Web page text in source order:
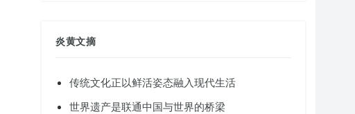
炎黄文摘
传统文化正以鲜活姿态融入现代生活
世界遗产是联通中国与世界的桥梁